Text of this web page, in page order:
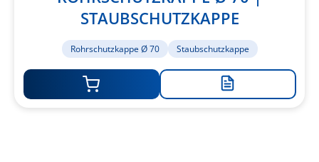
STAUBSCHUTZKAPPE
Rohrschutzkappe Ø 70 Staubschutzkappe
Zur